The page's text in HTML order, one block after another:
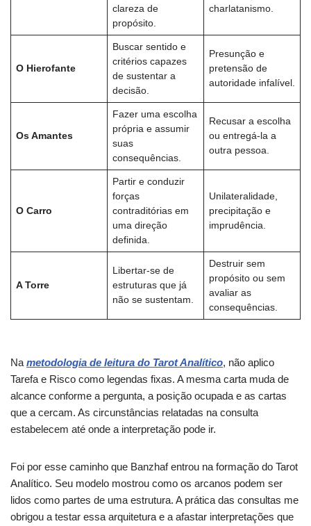
clareza de
propósito.
charlatanismo.
O Hierofante
Buscar sentido e
critérios capazes
de sustentar a
decisão.
Presunção e
pretensão de
autoridade infalível.
Os Amantes
Fazer uma escolha
própria e assumir
suas
consequências.
Recusar a escolha
ou entregá-la a
outra pessoa.
O Carro
Partir e conduzir
forças
contraditórias em
uma direção
definida.
Unilateralidade,
precipitação e
imprudência.
A Torre
Libertar-se de
estruturas que já
não se sustentam.
Destruir sem
propósito ou sem
avaliar as
consequências.
Na metodologia de leitura do Tarot Analítico, não aplico
Tarefa e Risco como legendas fixas. A mesma carta muda de
alcance conforme a pergunta, a posição ocupada e as cartas
que a cercam. As circunstâncias relatadas na consulta
estabelecem até onde a interpretação pode ir.
Foi por esse caminho que Banzhaf entrou na formação do Tarot
Analítico. Seu modelo mostrou como os arcanos podem ser
lidos como partes de uma estrutura. A prática das consultas me
obrigou a testar essa arquitetura e a afastar interpretações que